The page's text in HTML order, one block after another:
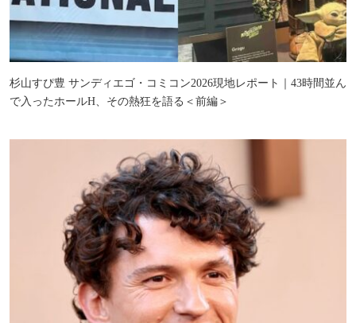
杉山すぴ豊 サンディエゴ・コミコン2026現地レポート｜43時間並ん
で入ったホールH、その熱狂を語る＜前編＞